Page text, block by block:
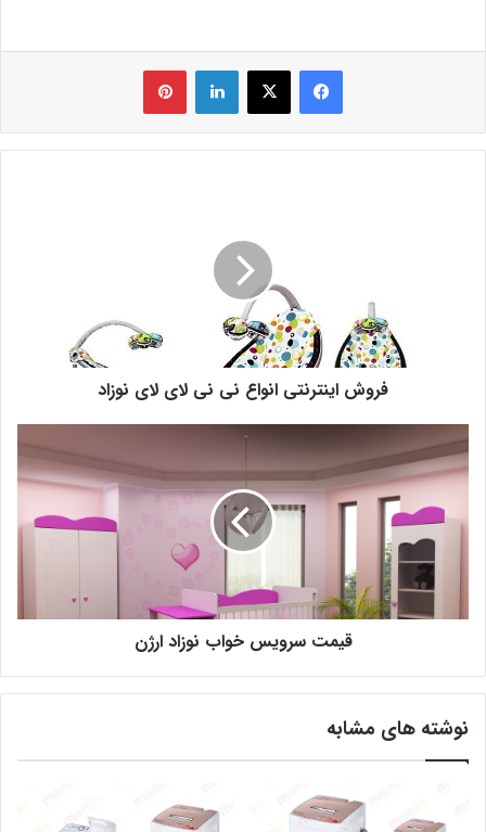
فیس بوک X لینکدین ‫پین‌ترست
فروش اینترنتی انواع نی نی لای لای نوزاد
قیمت سرویس خواب نوزاد ارژن
نوشته های مشابه